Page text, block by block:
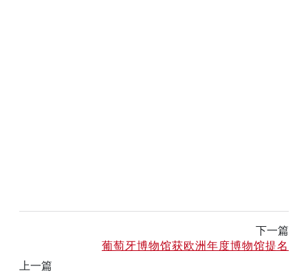
下一篇
葡萄牙博物馆获欧洲年度博物馆提名
上一篇